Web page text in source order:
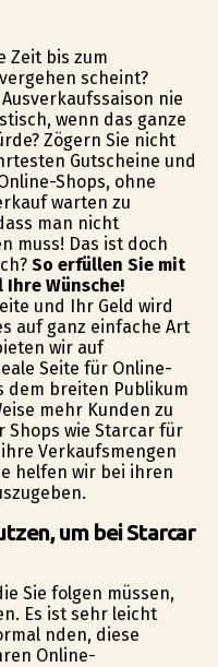
Zeit bis zum
scheint?
nie
wenn das ganze
Zögern Sie nicht
Gutscheine und
Shops, ohne
warten zu
man nicht
muss! Das ist doch
So erfüllen Sie mit
Wünsche!
und Ihr Geld wird
auf ganz einfache Art
wir auf
Seite für Online-
dem breiten Publikum
mehr Kunden zu
Shops wie Starcar für
Verkaufsmengen
helfen wir bei ihren
um bei Starcar
Sie folgen müssen,
Es ist sehr leicht
finden, diese
Online-